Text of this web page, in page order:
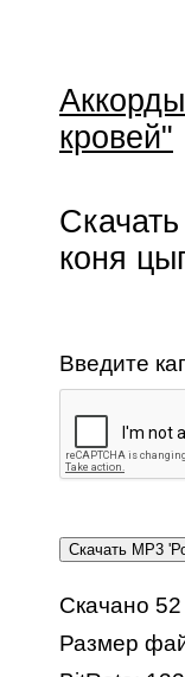
кровей"
коня
Введите
Скачано
Размер